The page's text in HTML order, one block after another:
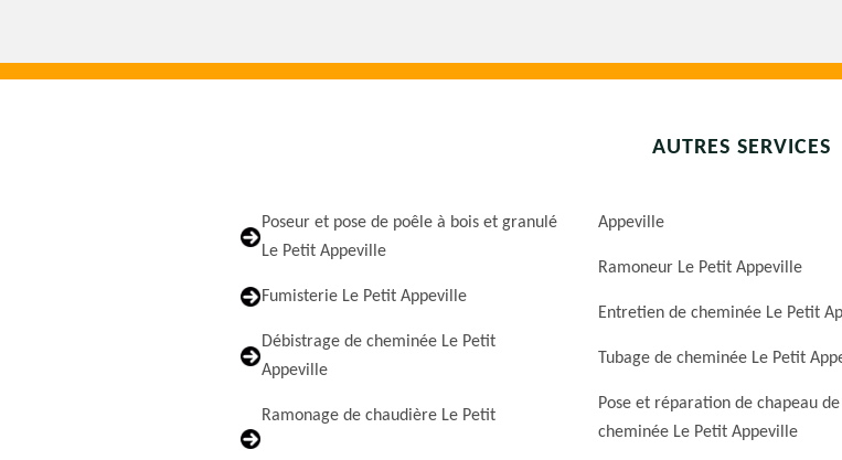
AUTRES SERVICES
Poseur et pose de poêle à bois et granulé
Le Petit Appeville
Fumisterie Le Petit Appeville
Débistrage de cheminée Le Petit
Appeville
Ramonage de chaudière Le Petit
Appeville
Ramoneur Le Petit Appeville
Entretien de cheminée Le Petit
Tubage de cheminée Le Petit
Pose et réparation de chapeau de
cheminée Le Petit Appeville